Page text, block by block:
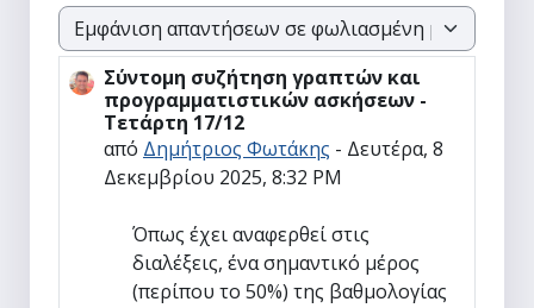
Λειτουργία εμφάνισης
Σύντομη συζήτηση γραπτών και
προγραμματιστικών ασκήσεων -
Τετάρτη 17/12
από Δημήτριος Φωτάκης - Δευτέρα, 8
Δεκεμβρίου 2025, 8:32 PM
Αριθμός απαντήσεων: 0
Όπως έχει αναφερθεί στις
διαλέξεις, ένα σημαντικό μέρος
(περίπου το 50%) της βαθμολογίας